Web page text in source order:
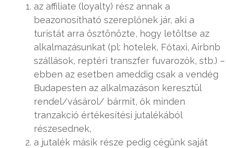
az affiliate (loyalty) rész annak a
beazonosítható szereplőnek jár, aki a
turistát arra ösztönözte, hogy letöltse az
alkalmazásunkat (pl: hotelek, Főtaxi, Airbnb
szállások, reptéri transzfer fuvarozók, stb.) –
ebben az esetben ameddig csak a vendég
Budapesten az alkalmazáson keresztül
rendel/vásárol/ bármit, ők minden
tranzakció értékesítési jutalékából
részesednek,
a jutalék másik része pedig cégünk saját